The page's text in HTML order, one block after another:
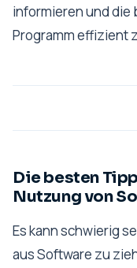
informieren und die
Programm effizient
Die besten
Nutzung von
Es kann schwierig
aus Software zu